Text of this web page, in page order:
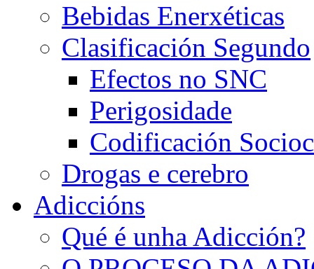
Bebidas Enerxéticas
Clasificación Segundo
Efectos no SNC
Perigosidade
Codificación
Drogas e cerebro
Adiccións
Qué é unha Adicción?